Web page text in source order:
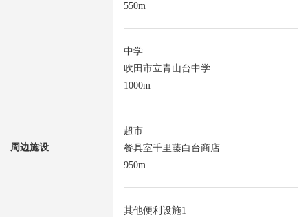
周边施设
550m
中学
吹田市立青山台中学
1000m
超市
餐具室千里藤白台商店
950m
其他便利设施1